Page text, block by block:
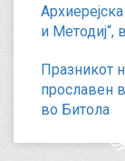
и Методиј“,
Празникот
прославен
во Битола